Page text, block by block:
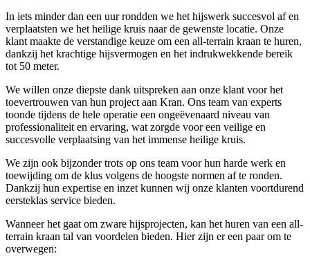
In iets minder dan een uur rondden we het hijswerk succesvol af en
verplaatsten we het heilige kruis naar de gewenste locatie. Onze
klant maakte de verstandige keuze om een all-terrain kraan te huren,
dankzij het krachtige hijsvermogen en het indrukwekkende bereik
tot 50 meter.
We willen onze diepste dank uitspreken aan onze klant voor het
toevertrouwen van hun project aan Kran. Ons team van experts
toonde tijdens de hele operatie een ongeëvenaard niveau van
professionaliteit en ervaring, wat zorgde voor een veilige en
succesvolle verplaatsing van het immense heilige kruis.
We zijn ook bijzonder trots op ons team voor hun harde werk en
toewijding om de klus volgens de hoogste normen af te ronden.
Dankzij hun expertise en inzet kunnen wij onze klanten voortdurend
eersteklas service bieden.
Wanneer het gaat om zware hijsprojecten, kan het huren van een all-
terrain kraan tal van voordelen bieden. Hier zijn er een paar om te
overwegen: